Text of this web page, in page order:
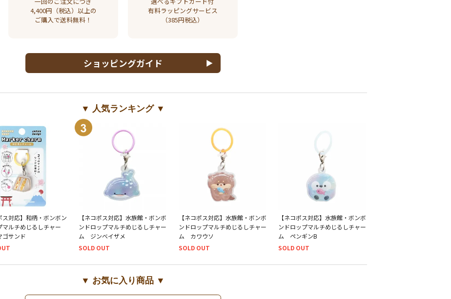
4,400円（税込）以上の
ご購入で送料無料！
有料ラッピングサービス
（385円税込）
ショッピングガイド
▼ 人気ランキング ▼
ス対応】和柄・ボンボン
マルチめじるしチャー
サンド
【ネコポス対応】水族館・ボンボ
ンドロップマルチめじるしチャー
ム ジンベイザメ
SOLD OUT
【ネコポス対応】水族館・ボンボ
ンドロップマルチめじるしチャー
ム カワウソ
SOLD OUT
【ネコポス対応】水族館・ボンボ
ンドロップマルチめじるしチャー
ム ペンギンB
SOLD OUT
▼ お気に入り商品 ▼